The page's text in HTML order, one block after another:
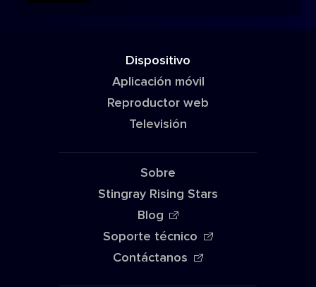
Dispositivo
Aplicación móvil
Reproductor web
Televisión
Sobre
Stingray Rising Stars
Blog
Soporte técnico
Contáctanos